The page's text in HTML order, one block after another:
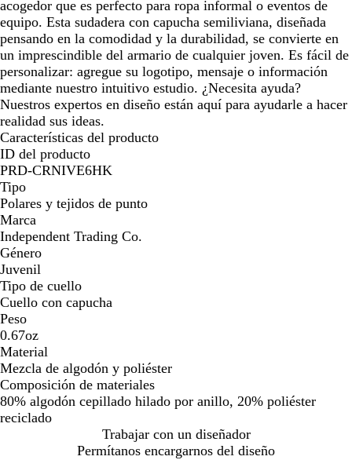
d
o
d
o
acogedor que es perfecto para ropa informal o eventos de
equipo. Esta sudadera con capucha semiliviana, diseñada
pensando en la comodidad y la durabilidad, se convierte en
un imprescindible del armario de cualquier joven. Es fácil de
personalizar: agregue su logotipo, mensaje o información
mediante nuestro intuitivo estudio. ¿Necesita ayuda?
Nuestros expertos en diseño están aquí para ayudarle a hacer
realidad sus ideas.
Características del producto
ID del producto
PRD-CRNIVE6HK
Tipo
Polares y tejidos de punto
Marca
Independent Trading Co.
Género
Juvenil
Tipo de cuello
Cuello con capucha
Peso
0.67oz
Material
Mezcla de algodón y poliéster
Composición de materiales
80% algodón cepillado hilado por anillo, 20% poliéster
reciclado
Trabajar con un diseñador
Permítanos encargarnos del diseño